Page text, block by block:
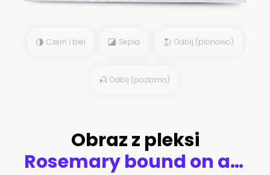
Czerń i biel Sepia Odbij (pionowo)
Odbij (poziomo)
Obraz z pleksi
Rosemary bound on a wooden board